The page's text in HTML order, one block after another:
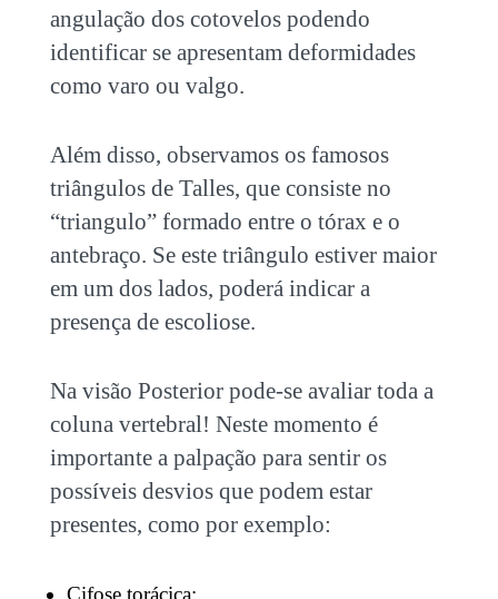
angulação dos cotovelos podendo
identificar se apresentam deformidades
como varo ou valgo.
Além disso, observamos os famosos
triângulos de Talles, que consiste no
“triangulo” formado entre o tórax e o
antebraço. Se este triângulo estiver maior
em um dos lados, poderá indicar a
presença de escoliose.
Na visão Posterior pode-se avaliar toda a
coluna vertebral! Neste momento é
importante a palpação para sentir os
possíveis desvios que podem estar
presentes, como por exemplo:
Cifose torácica;